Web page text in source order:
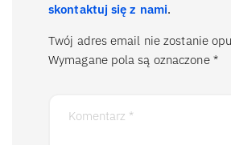
skontaktuj się z nami.
Twój adres email nie zostanie
Wymagane pola są oznaczone *